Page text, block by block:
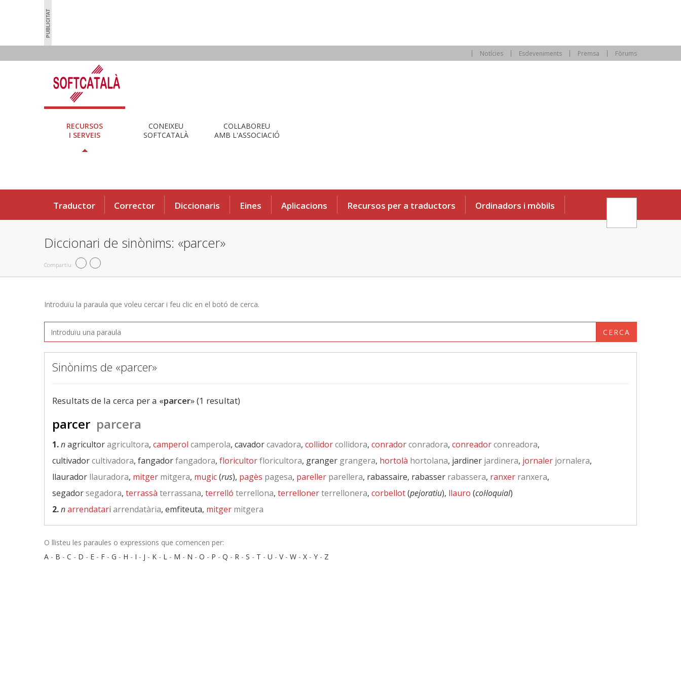
Notícies Esdeveniments Premsa Fòrums
RECURSOS
I SERVEIS
CONEIXEU
SOFTCATALÀ
COL·LABOREU
AMB L'ASSOCIACIÓ
Traductor Corrector Diccionaris Eines Aplicacions Recursos per a traductors Ordinadors i mòbils
Diccionari de sinònims: «parcer»
Compartiu
Introduïu la paraula que voleu cercar i feu clic en el botó de cerca.
CERCA
Sinònims de «parcer»
Resultats de la cerca per a «parcer» (1 resultat)
parcer parcera
1.nagricultoragricultora, camperol camperola, cavadorcavadora, collidorcollidora, conradorconradora, conreadorconreadora,
cultivadorcultivadora, fangadorfangadora, floricultorfloricultora, granger grangera, hortolà hortolana, jardiner jardinera, jornaler jornalera,
llaurador llauradora, mitger mitgera, mugic(rus), pagès pagesa, pareller parellera, rabassaire, rabasser rabassera, ranxer ranxera,
segadorsegadora, terrassà terrassana, terrelló terrellona, terrellonerterrellonera, corbellot(pejoratiu), llauro (col·loquial)
2.narrendatari arrendatària, emfiteuta, mitger mitgera
O llisteu les paraules o expressions que comencen per:
A - B - C - D - E - F - G - H - I - J - K - L - M - N - O - P - Q - R - S - T - U - V- W - X - Y - Z